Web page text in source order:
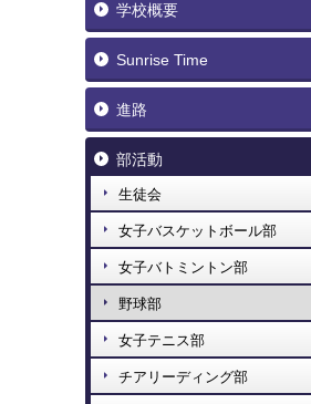
学校概要
Sunrise Time
進路
部活動
生徒会
女子バスケットボール部
女子バトミントン部
野球部
女子テニス部
チアリーディング部